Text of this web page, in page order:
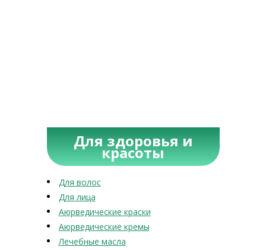
Для здоровья и
красоты
Для волос
Для лица
Аюрведические краски
Аюрведические кремы
Лечебные масла